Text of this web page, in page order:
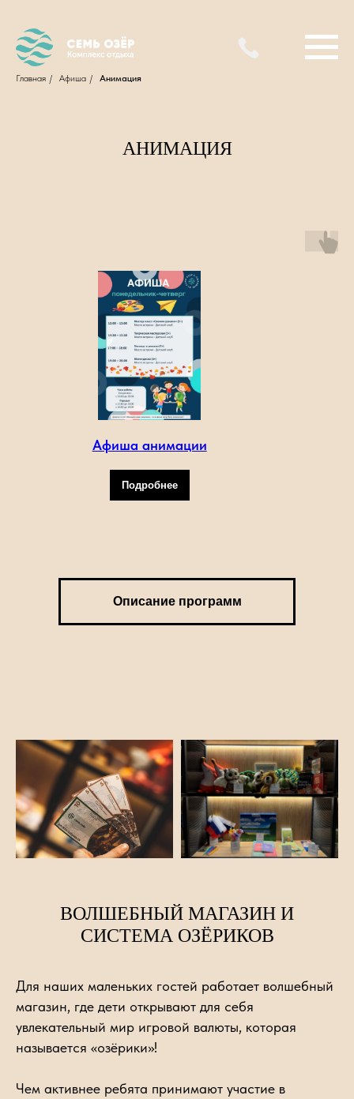
Главная / Афиша / Анимация
АНИМАЦИЯ
Афиша анимации
Подробнее
Описание программ
ВОЛШЕБНЫЙ МАГАЗИН И
СИСТЕМА ОЗЁРИКОВ
Для наших маленьких гостей работает волшебный
магазин, где дети открывают для себя
увлекательный мир игровой валюты, которая
называется «озёрики»!
Чем активнее ребята принимают участие в